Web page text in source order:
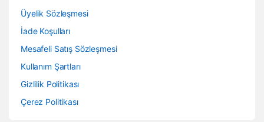
Üyelik Sözleşmesi
İade Koşulları
Mesafeli Satış Sözleşmesi
Kullanım Şartları
Gizlilik Politikası
Çerez Politikası